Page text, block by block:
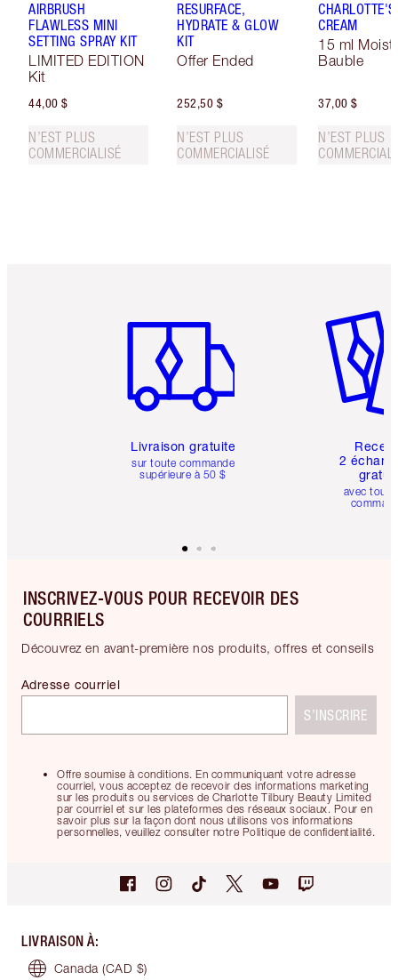
AIRBRUSH
FLAWLESS MINI
SETTING SPRAY KIT
LIMITED EDITION
Kit
44,00 $
N’EST PLUS
COMMERCIALISÉ
RESURFACE,
HYDRATE & GLOW
KIT
Offer Ended
252,50 $
N’EST PLUS
COMMERCIALISÉ
CREAM
15 ml
Bauble
37,00 $
N’EST PLUS
Livraison gratuite
sur toute commande
supérieure à 50 $
2
avec
INSCRIVEZ-VOUS POUR RECEVOIR DES
COURRIELS
Découvrez en avant-première nos produits, offres et conseils
Offre soumise à conditions. En communiquant votre adresse
courriel, vous acceptez de recevoir des informations marketing
sur les produits ou services de Charlotte Tilbury Beauty Limited
par courriel et sur les plateformes des réseaux sociaux. Pour en
savoir plus sur la façon dont nous utilisons vos informations
personnelles, veuillez consulter notre Politique de confidentialité.
Adresse courriel
S’INSCRIRE
LIVRAISON À:
Canada (CAD $)